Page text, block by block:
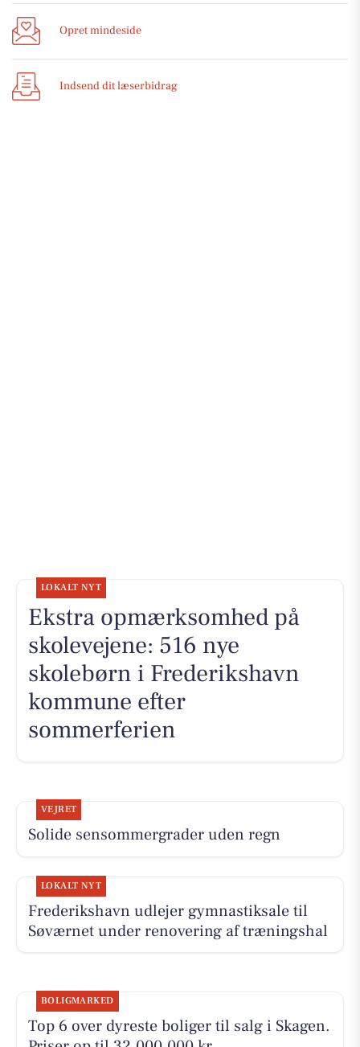
Opret mindeside
Indsend dit læserbidrag
LOKALT NYT
Ekstra opmærksomhed på
skolevejene: 516 nye
skolebørn i Frederikshavn
kommune efter
sommerferien
VEJRET
Solide sensommergrader uden regn
LOKALT NYT
Frederikshavn udlejer gymnastiksale til
Søværnet under renovering af træningshal
BOLIGMARKED
Top 6 over dyreste boliger til salg i Skagen.